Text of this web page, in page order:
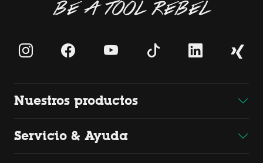
BE A TOOL REBEL
Nuestros productos
Servicio & Ayuda